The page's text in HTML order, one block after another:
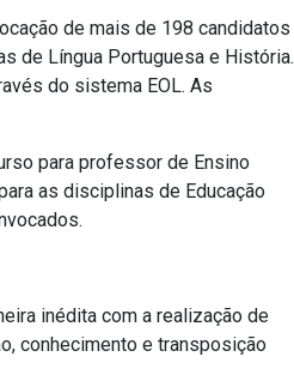
de mais de 198 candidatos
de Língua Portuguesa e História.
do sistema EOL. As
para professor de Ensino
as disciplinas de Educação
inédita com a realização de
conhecimento e transposição